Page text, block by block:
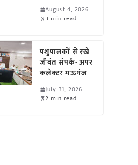
August 4, 2026
3 min read
पशुपालकों से रखें
जीवंत संपर्क- अपर
कलेक्टर मऊगंज
July 31, 2026
2 min read